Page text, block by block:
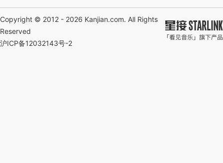
Copyright © 2012 - 2026 Kanjian.com. All Rights
Reserved
沪ICP备12032143号-2